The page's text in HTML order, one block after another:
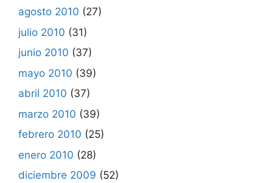
agosto 2010 (27)
julio 2010 (31)
junio 2010 (37)
mayo 2010 (39)
abril 2010 (37)
marzo 2010 (39)
febrero 2010 (25)
enero 2010 (28)
diciembre 2009 (52)